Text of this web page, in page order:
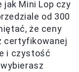
jak Mini Lop czy
od 300
że ceny
certyfikowanej
i czystość